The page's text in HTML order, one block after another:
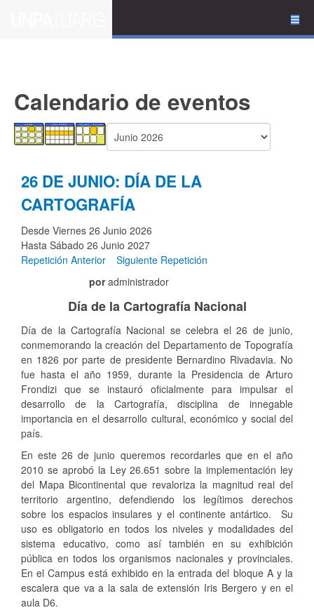
Calendario de eventos
26 DE JUNIO: DÍA DE LA
CARTOGRAFÍA
Desde Viernes 26 Junio 2026
Hasta Sábado 26 Junio 2027
Repetición Anterior
Siguiente Repetición
poradministrador
Día de la Cartografía Nacional
Día de la Cartografía Nacional se celebra el 26 de junio,
conmemorando la creación del Departamento de Topografía
en 1826 por parte de presidente Bernardino Rivadavia. No
fue hasta el año 1959, durante la Presidencia de Arturo
Frondizi que se instauró oficialmente para impulsar el
desarrollo de la Cartografía, disciplina de innegable
importancia en el desarrollo cultural, económico y social del
país.
En este 26 de junio queremos recordarles que en el año
2010 se aprobó la Ley 26.651 sobre la implementación ley
del Mapa Bicontinental que revaloriza la magnitud real del
territorio argentino, defendiendo los legítimos derechos
sobre los espacios insulares y el continente antártico. Su
uso es obligatorio en todos los niveles y modalidades del
sistema educativo, como así también en su exhibición
pública en todos los organismos nacionales y provinciales.
En el Campus está exhibido en la entrada del bloque A y la
escalera que va a la sala de extensión Iris Bergero y en el
aula D6.